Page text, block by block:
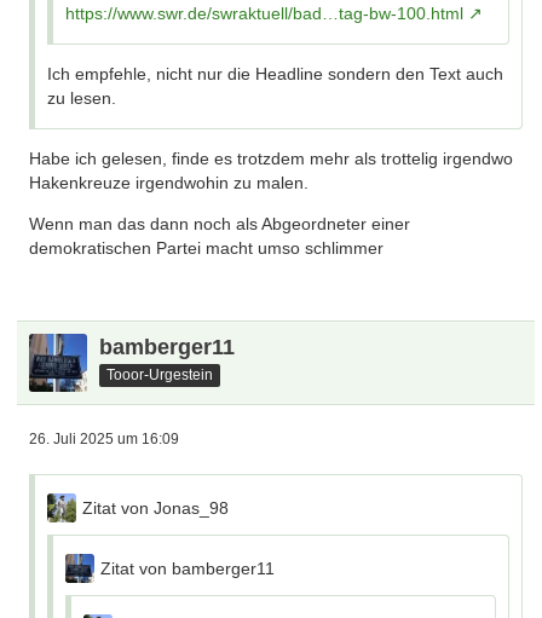
https://www.swr.de/swraktuell/bad…tag-bw-100.html
Ich empfehle, nicht nur die Headline sondern den Text auch
zu lesen.
Habe ich gelesen, finde es trotzdem mehr als trottelig irgendwo
Hakenkreuze irgendwohin zu malen.
Wenn man das dann noch als Abgeordneter einer
demokratischen Partei macht umso schlimmer
bamberger11
Tooor-Urgestein
26. Juli 2025 um 16:09
Zitat von Jonas_98
Zitat von bamberger11